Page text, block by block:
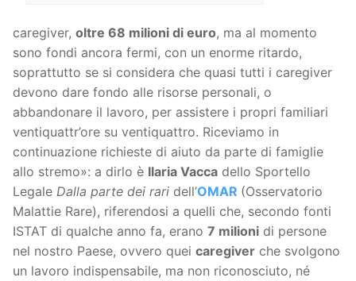
caregiver, oltre 68 milioni di euro, ma al momento
sono fondi ancora fermi, con un enorme ritardo,
soprattutto se si considera che quasi tutti i caregiver
devono dare fondo alle risorse personali, o
abbandonare il lavoro, per assistere i propri familiari
ventiquattr’ore su ventiquattro. Riceviamo in
continuazione richieste di aiuto da parte di famiglie
allo stremo»: a dirlo è Ilaria Vacca dello Sportello
Legale Dalla parte dei rari dell’OMAR (Osservatorio
Malattie Rare), riferendosi a quelli che, secondo fonti
ISTAT di qualche anno fa, erano 7 milioni di persone
nel nostro Paese, ovvero quei caregiver che svolgono
un lavoro indispensabile, ma non riconosciuto, né